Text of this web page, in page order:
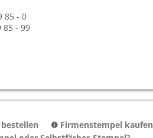
85 - 0
85 - 99
Firmenstempel